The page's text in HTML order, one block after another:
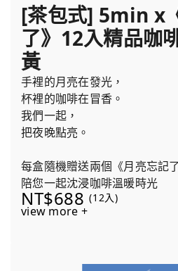
[茶包式] 5min x
了》12入精品咖
黃
手裡的月亮在發光，
杯裡的咖啡在冒香。
我們一起，
把夜晚點亮。
每盒隨機贈送兩個《月亮忘記
陪您一起沈浸咖啡溫暖時光
NT$688 (12入)
view more +